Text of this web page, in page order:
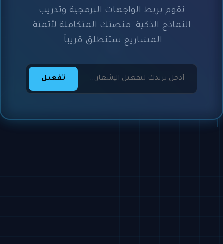
نقوم بربط الواجهات البرمجية وتدريب
النماذج الذكية. منصتك المتكاملة لأتمتة
المشاريع ستنطلق قريباً.
تفعيل